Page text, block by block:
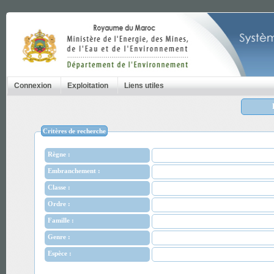
Connexion Exploitation Liens utiles
Critères de recherche
Règne :
Embranchement :
Classe :
Ordre :
Famille :
Genre :
Espèce :